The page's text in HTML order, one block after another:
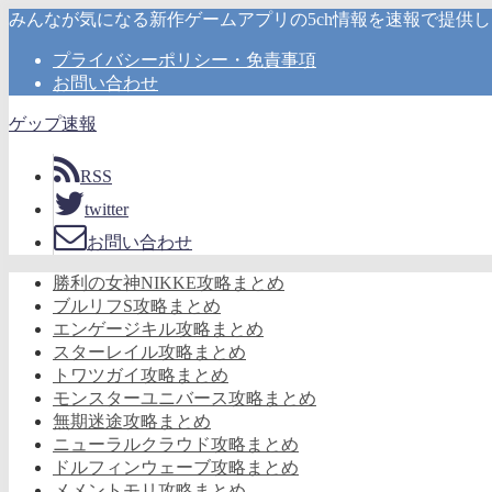
みんなが気になる新作ゲームアプリの5ch情報を速報で提供
プライバシーポリシー・免責事項
お問い合わせ
ゲップ速報
RSS
twitter
お問い合わせ
勝利の女神NIKKE攻略まとめ
ブルリフS攻略まとめ
エンゲージキル攻略まとめ
スターレイル攻略まとめ
トワツガイ攻略まとめ
モンスターユニバース攻略まとめ
無期迷途攻略まとめ
ニューラルクラウド攻略まとめ
ドルフィンウェーブ攻略まとめ